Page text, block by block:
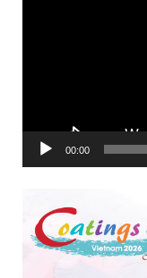
00:00